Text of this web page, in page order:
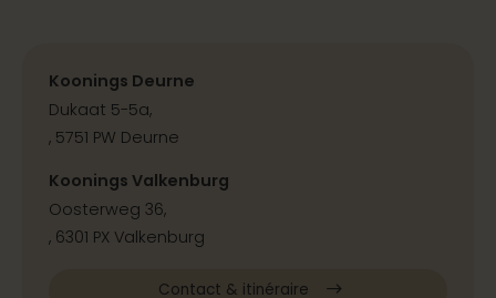
Koonings Deurne
Dukaat 5-5a,
, 5751 PW Deurne
Koonings Valkenburg
Oosterweg 36,
, 6301 PX Valkenburg
Contact & itinéraire